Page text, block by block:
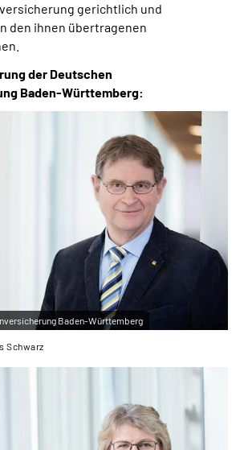
gerichtlich und
den ihnen übertragenen
der Deutschen
Baden-Württemberg:
Baden-Württemberg
Schwarz